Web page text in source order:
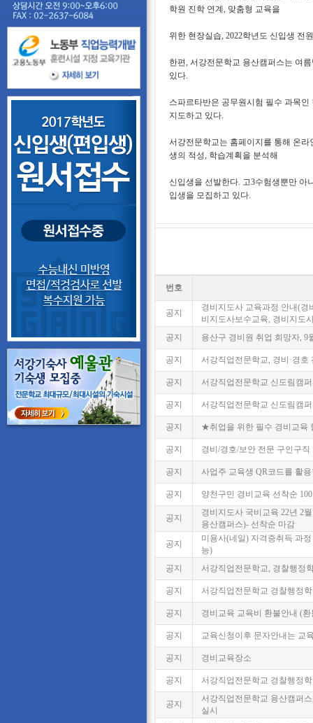
학원 진학 연계, 맞춤형 교육을
위한 현장실습, 2022학년도 신입생 전
한편, 서강전문학교 용산캠퍼스는 여
있다.
스파르타반은 공무원시험 필수 과목
지도하고 있다.
서강전문학교는 홈페이지를 통해 온
생의 적성, 학습계획을 분석해
신입생을 선발한다. 고3수험생뿐만 아
입생을 모집하고 있다.
번호
공지
경비지도사 교육과정 안내(경
비지도사보수교육, 경비지도
공지
용산구 경비원 취업 희망자, 9
공지 서강직업전문학교, 경비·경호
공지 서강직업전문학교 신도림캠
공지 서강직업전문학교 신도림캠
공지 ★취업을 위한 필수 경비교육
공지 경비/경호/보안 전문 구인구
공지 사업주 교육생 QR코드를 활
공지 양천구민 경비교육 선착순
공지
경비지도사 국비교육 22년 2
용산캠퍼스)- 선착순 마감
공지
미용사(네일) 자격증취득 과
능)
공지
서강직업전문학교, 경찰행정
공지 서강직업전문학교 경찰행정
공지 경비교육 교육비 환불안내 (
공지 교육신청이후 문자안내는 교
공지 경비교육장소
공지 서강직업전문학교 경찰행정
공지
서강직업전문학교 용산캠퍼
실시